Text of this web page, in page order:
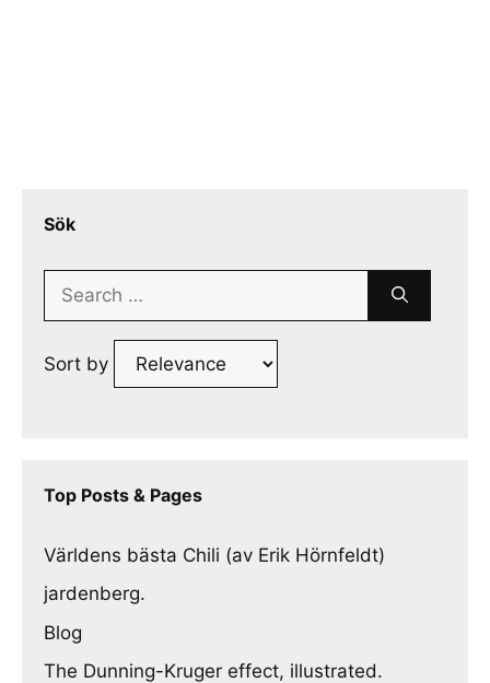
Sök
Search
Sort by
Top Posts & Pages
Världens bästa Chili (av Erik Hörnfeldt)
jardenberg.
Blog
The Dunning-Kruger effect, illustrated.